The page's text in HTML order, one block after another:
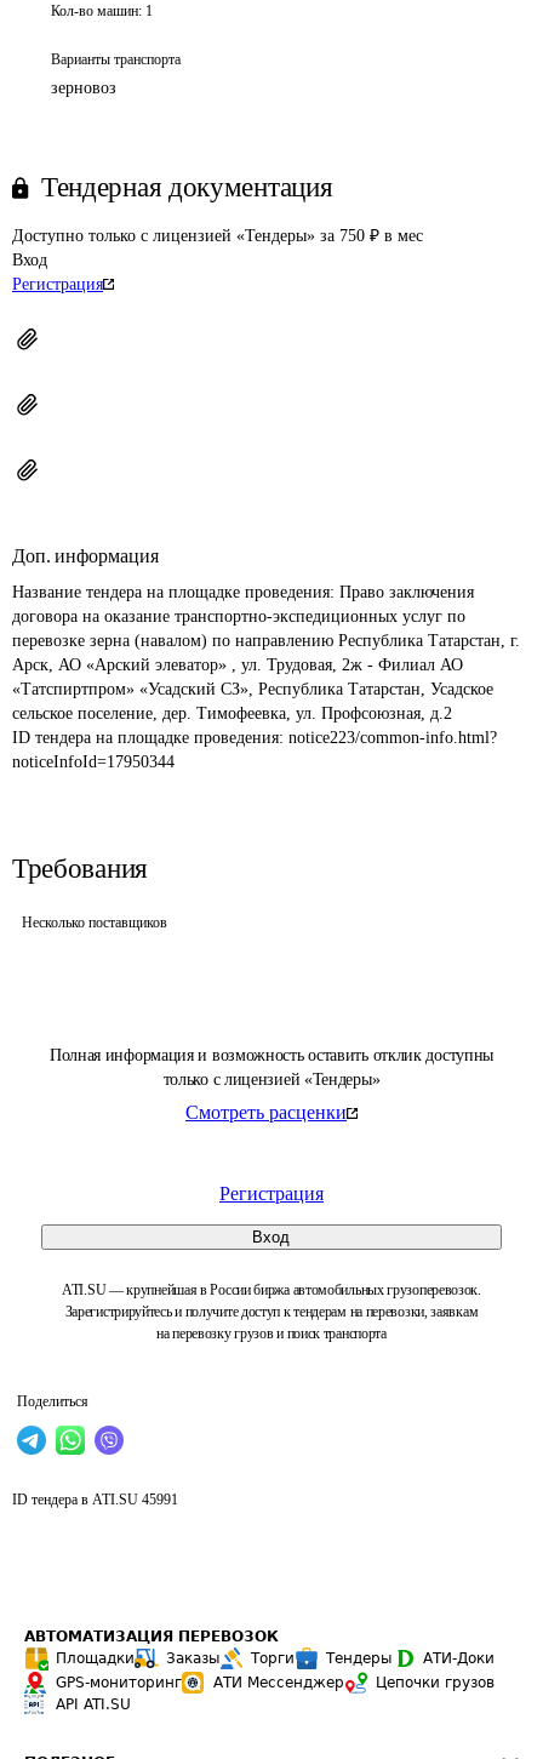
Полная информация и возможность оставить отклик доступны
только с лицензией «Тендеры»
Смотреть расценки
Регистрация
Вход
ATI.SU — крупнейшая в России биржа автомобильных грузоперевозок.
Зарегистрируйтесь и получите доступ к тендерам на перевозки, заявкам
на перевозку грузов и поиск транспорта
Поделиться
Кол-во машин: 1
Варианты транспорта
зерновоз
Тендерная документация
Доступно только с лицензией «Тендеры» за 750 ₽ в мес
Вход
Регистрация
Доп. информация
Название тендера на площадке проведения: Право заключения
договора на оказание транспортно-экспедиционных услуг по
перевозке зерна (навалом) по направлению Республика Татарстан, г.
Арск, АО «Арский элеватор» , ул. Трудовая, 2ж - Филиал АО
«Татспиртпром» «Усадский СЗ», Республика Татарстан, Усадское
сельское поселение, дер. Тимофеевка, ул. Профсоюзная, д.2
ID тендера на площадке проведения: notice223/common-info.html?
noticeInfoId=17950344
Требования
Несколько поставщиков
ID тендера в ATI.SU 45991
АВТОМАТИЗАЦИЯ ПЕРЕВОЗОК
Площадки
Заказы Торги Тендеры
АТИ-Доки
GPS-мониторинг
АТИ Мессенджер
Цепочки грузов
API ATI.SU